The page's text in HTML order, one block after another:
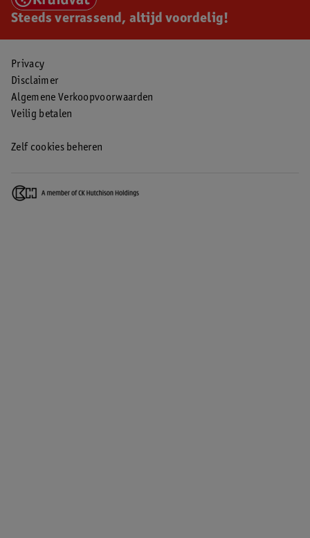
Steeds verrassend, altijd voordelig!
Privacy
Disclaimer
Algemene Verkoopvoorwaarden
Veilig betalen
Zelf cookies beheren